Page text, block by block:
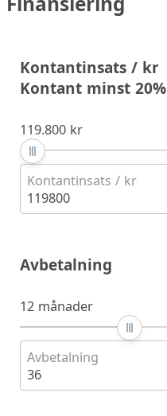
Kontantinsats / kr
Kontant minst 20%
119.800 kr
Kontantinsats / kr
119800
Avbetalning
12 månader
Avbetalning
36